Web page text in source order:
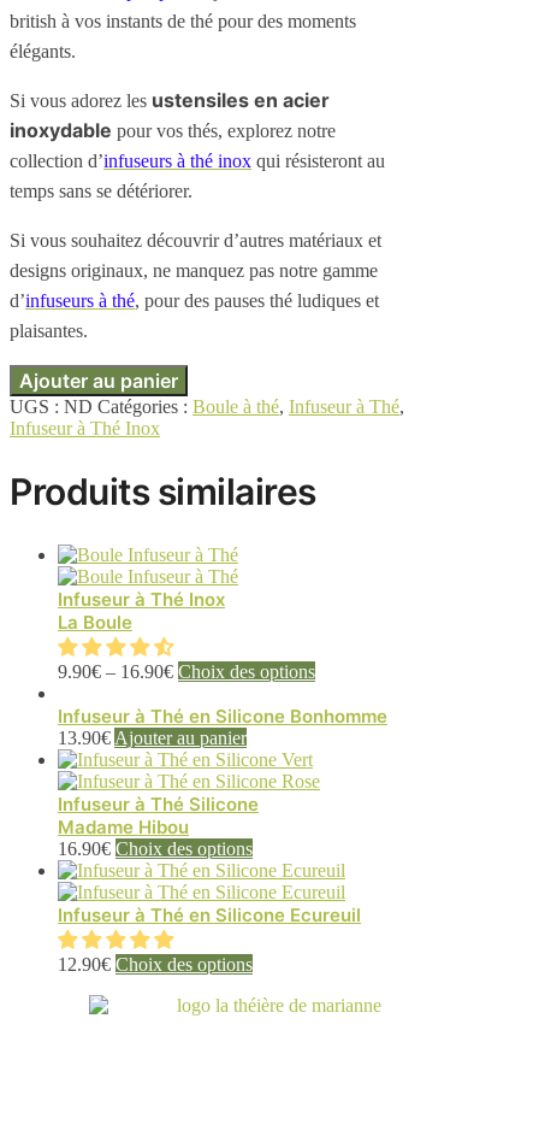
british à vos instants de thé pour des moments
élégants.
Si vous adorez les ustensiles en acier
inoxydable pour vos thés, explorez notre
collection d’infuseurs à thé inox qui résisteront au
temps sans se détériorer.
Si vous souhaitez découvrir d’autres matériaux et
designs originaux, ne manquez pas notre gamme
d’infuseurs à thé, pour des pauses thé ludiques et
plaisantes.
Ajouter au panier
UGS : ND Catégories : Boule à thé, Infuseur à Thé,
Infuseur à Thé Inox
Produits similaires
Infuseur à Thé Inox
La Boule
9.90€ – 16.90€ Choix des optionsCe
a
Les
choisies
sur
la
page
Infuseur à Thé en Silicone Bonhomme
13.90€ Ajouter au panier
Infuseur à Thé Silicone
Madame Hibou
16.90€ Choix des optionsCe
produit
a
plusieurs
Les
options
peuvent
Infuseur à Thé en Silicone Ecureuil
12.90€ Choix des optionsCe
a